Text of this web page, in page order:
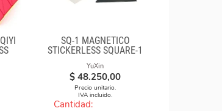
SQ-1 MAGNÉTICO
STICKERLESS SQUARE-1
YuXin
$ 48.250,00
Precio unitario.
IVA incluido.
Cantidad: